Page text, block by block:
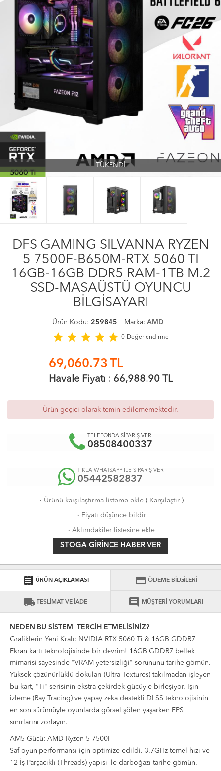
TÜKENDİ
DFS GAMING SILVANNA RYZEN
5 7500F-B650M-RTX 5060 TI
16GB-16GB DDR5 RAM-1TB M.2
SSD-MASAÜSTÜ OYUNCU
BİLGİSAYARI
Ürün Kodu: 259845 Marka: AMD
star star star star star 0 Değerlendirme
69,060.73 TL
Havale Fiyatı : 66,988.90TL
Ürün geçici olarak temin edilememektedir.
TELEFONDA SİPARİŞ VER
08508400337
TIKLA WHATSAPP İLE SİPARİŞ VER
05442582837
· Ürünü karşılaştırma listeme ekle( Karşılaştır)
· Fiyatı düşünce bildir
· Aklımdakiler listesine ekle
STOGA GIRINCE HABER VER
receipt ÜRÜN AÇIKLAMASI credit_card ÖDEME BİLGİLERİ
local_shipping TESLİMAT VE İADE comment MÜŞTERİ YORUMLARI
NEDEN BU SİSTEMİ TERCİH ETMELİSİNİZ?
Grafiklerin Yeni Kralı: NVIDIA RTX 5060 Ti & 16GB GDDR7
Ekran kartı teknolojisinde bir devrim! 16GB GDDR7 bellek
mimarisi sayesinde "VRAM yetersizliği" sorununu tarihe gömün.
Yüksek çözünürlüklü dokuları (Ultra Textures) takılmadan işleyen
bu kart, "Ti" serisinin ekstra çekirdek gücüyle birleşiyor. Işın
izleme (Ray Tracing) ve yapay zeka destekli DLSS teknolojisinin
en son sürümüyle oyunlarda görsel şölen yaşarken FPS
sınırlarını zorlayın.
AM5 Gücü: AMD Ryzen 5 7500F
Saf oyun performansı için optimize edildi. 3.7GHz temel hızı ve
12 İş Parçacıklı (Threads) yapısı ile darboğazı tarihe gömün.